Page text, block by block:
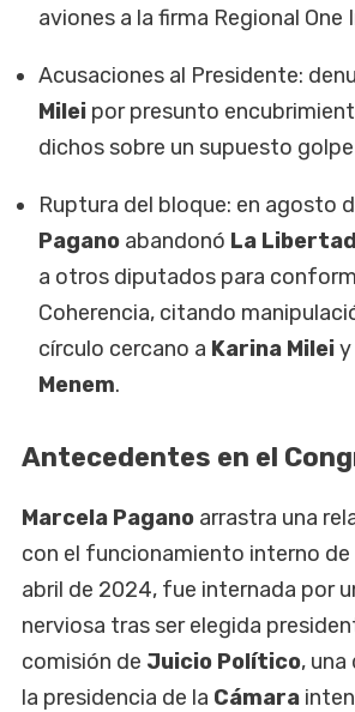
aviones a la firma Regional One
Acusaciones al Presidente:
Milei por presunto
dichos sobre un supuesto
Ruptura del bloque: en agosto
Pagano abandonó La
a otros diputados para
Coherencia, citando
círculo cercano a Karina Mileiy
Menem.
Antecedentes en el
Marcela Pagano arrastra una
con el funcionamiento interno de
abril de 2024, fue internada por
nerviosa tras ser elegida
comisión de Juicio Político,
la presidencia de la Cámara